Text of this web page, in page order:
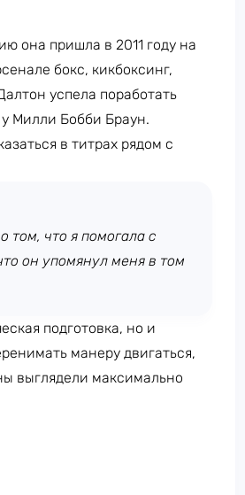
она пришла в 2011 году на
бокс, кикбоксинг,
успела поработать
Милли Бобби Браун.
в титрах рядом с
том, что я помогала с
он упомянул меня в том
подготовка, но и
манеру двигаться,
выглядели максимально